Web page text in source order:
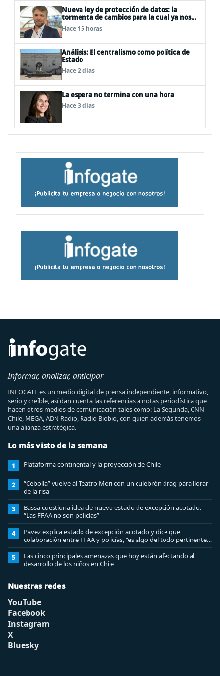
Nueva ley de protección de datos: la
tormenta de cambios para la cual ya nos
deberíamos estar preparando
Hace 15 horas
Análisis: El centralismo como política de
Estado
Hace 2 días
La espera no termina con una hora
Hace 3 días
Informar, analizar, anticipar
INFOGATE es un medio digital de prensa independiente, informativo,
serio y creíble, así dan cuenta las referencias a notas periodística que
hacen otros medios de comunicación tales como: La Segunda, CNN
Chile, MEGA, ADN Radio, Radio Biobio, con quien además tenemos
una alianza estratégica.
Lo más visto de la semana
1 Plataforma continental y la proyección de Chile
2
“Cebolla” vuelve al Teatro Mori con un culebrón drag para llorar
de la risa
3
Bassa cuestiona idea de nuevo estado de excepción acotado:
“Las FFAA no son policías”
4
Pavez explica estado de excepción acotado y dice que
colaboración entre FFAA y policías, “es algo del todo pertinente
analizar”
5
Las cinco principales amenazas que hoy están afectando al
desarrollo de los niños en Chile
Nuestras redes
YouTube
Facebook
Instagram
X
Bluesky